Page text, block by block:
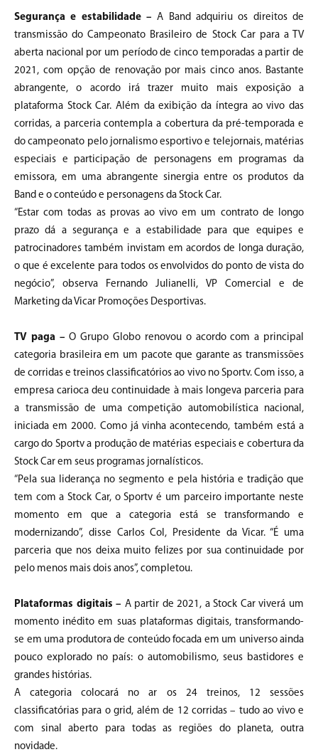
Segurança e estabilidade –A Band adquiriu os direitos de
transmissão do Campeonato Brasileiro de Stock Car para a TV
aberta nacional por um período de cinco temporadas a partir de
2021, com opção de renovação por mais cinco anos. Bastante
abrangente, o acordo irá trazer muito mais exposição a
plataforma Stock Car. Além da exibição da íntegra ao vivo das
corridas, a parceria contempla a cobertura da pré-temporada e
do campeonato pelo jornalismo esportivo e telejornais, matérias
especiais e participação de personagens em programas da
emissora, em uma abrangente sinergia entre os produtos da
Band e o conteúdo e personagens da Stock Car.
“Estar com todas as provas ao vivo em um contrato de longo
prazo dá a segurança e a estabilidade para que equipes e
patrocinadores também invistam em acordos de longa duração,
o que é excelente para todos os envolvidos do ponto de vista do
negócio”, observa Fernando Julianelli, VP Comercial e de
Marketing da Vicar Promoções Desportivas.
TV paga –O Grupo Globo renovou o acordo com a principal
categoria brasileira em um pacote que garante as transmissões
de corridas e treinos classificatórios ao vivo no Sportv. Com isso, a
empresa carioca deu continuidade à mais longeva parceria para
a transmissão de uma competição automobilística nacional,
iniciada em 2000. Como já vinha acontecendo, também está a
cargo do Sportv a produção de matérias especiais e cobertura da
Stock Car em seus programas jornalísticos.
“Pela sua liderança no segmento e pela história e tradição que
tem com a Stock Car, o Sportv é um parceiro importante neste
momento em que a categoria está se transformando e
modernizando”, disse Carlos Col, Presidente da Vicar. “É uma
parceria que nos deixa muito felizes por sua continuidade por
pelo menos mais dois anos”, completou.
Plataformas digitais – A partir de 2021, a Stock Car viverá um
momento inédito em suas plataformas digitais, transformando-
se em uma produtora de conteúdo focada em um universo ainda
pouco explorado no país: o automobilismo, seus bastidores e
grandes histórias.
A categoria colocará no ar os 24 treinos, 12 sessões
classificatórias para o grid, além de 12 corridas – tudo ao vivo e
com sinal aberto para todas as regiões do planeta, outra
novidade.